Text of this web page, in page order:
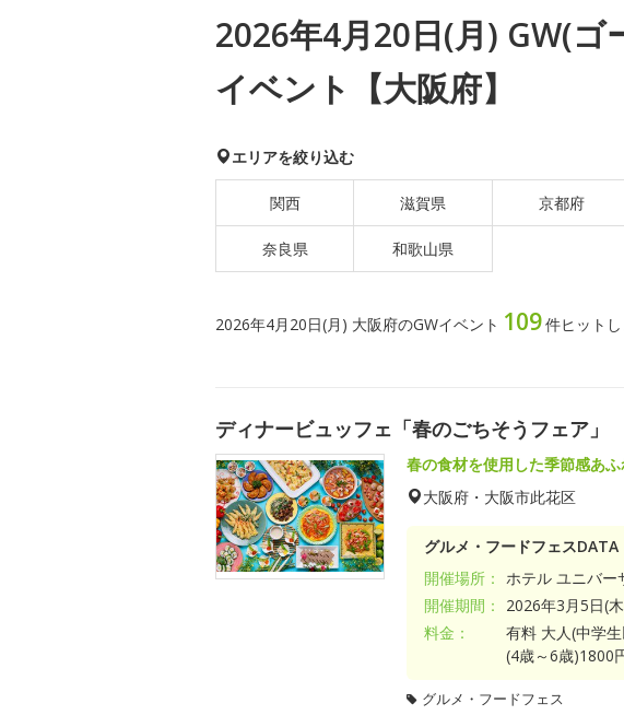
2026年4月20日(月) GW(
イベント【大阪府】
エリアを絞り込む
関西 滋賀県 京都府
奈良県 和歌山県
2026年4月20日(月) 大阪府のGWイベント 109件ヒット
ディナービュッフェ「春のごちそうフェア」
春の食材を使用した季節感あ
大阪府・大阪市此花区
グルメ・フードフェスDATA
開催場所：
ホテル ユニバー
開催期間：
2026年3月5日(
料金：
有料 大人(中学
(4歳～6歳)1800
グルメ・フードフェス